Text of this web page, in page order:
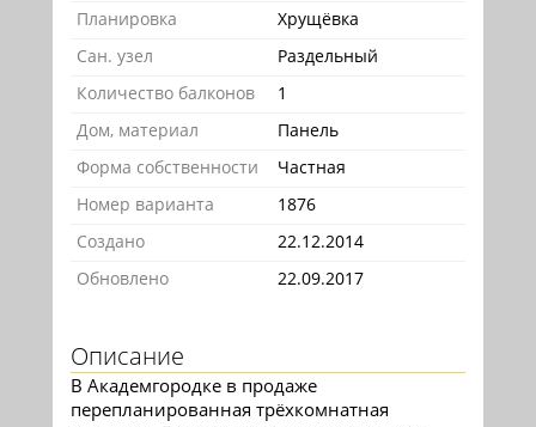
Планировка
Хрущёвка
Сан. узел
Раздельный
Количество балконов
1
Дом, материал
Панель
Форма собственности
Частная
Номер варианта
1876
Создано
22.12.2014
Обновлено
22.09.2017
Описание
В Академгородке в продаже
перепланированная трёхкомнатная